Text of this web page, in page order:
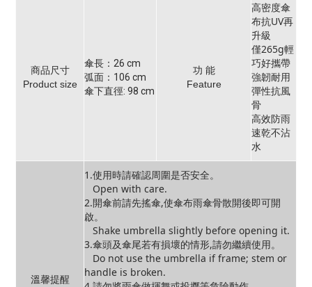
商品尺寸
Product size
傘長：26 cm
弧面：106 cm
傘下直徑: 98 cm
功 能
Feature
高密度傘
布抗UV再
升級
僅265g輕
巧好攜帶
強韌耐用
彈性抗風
骨
高效防雨
速乾不沾
水
溫馨提醒
1.使用時請確認周圍是否安全。
Open with care.
2.開傘前請先搖傘,使傘布雨傘骨散開後即可開
啟。
Shake umbrella slightly before opening it.
3.傘頭及傘尾若有損壞的情形,請勿繼續使用。
Do not use the umbrella if frame; stem or
handle is broken.